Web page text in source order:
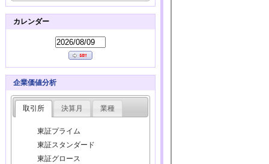
カレンダー
企業価値分析
取引所 決算月 業種
東証プライム
東証スタンダード
東証グロース